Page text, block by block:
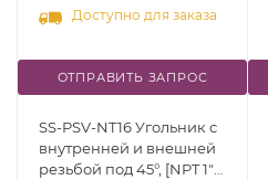
45°, [NPT 1/2" - NPT 1/4"],
нерж.сталь 316
Доступно для заказа
ОТПРАВИТЬ ЗАПРОС
SS-PSV-NT16 Угольник с
внутренней и внешней
резьбой под 45°, [NPT 1"],